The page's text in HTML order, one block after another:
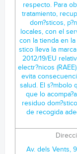
Av. dels Vents,